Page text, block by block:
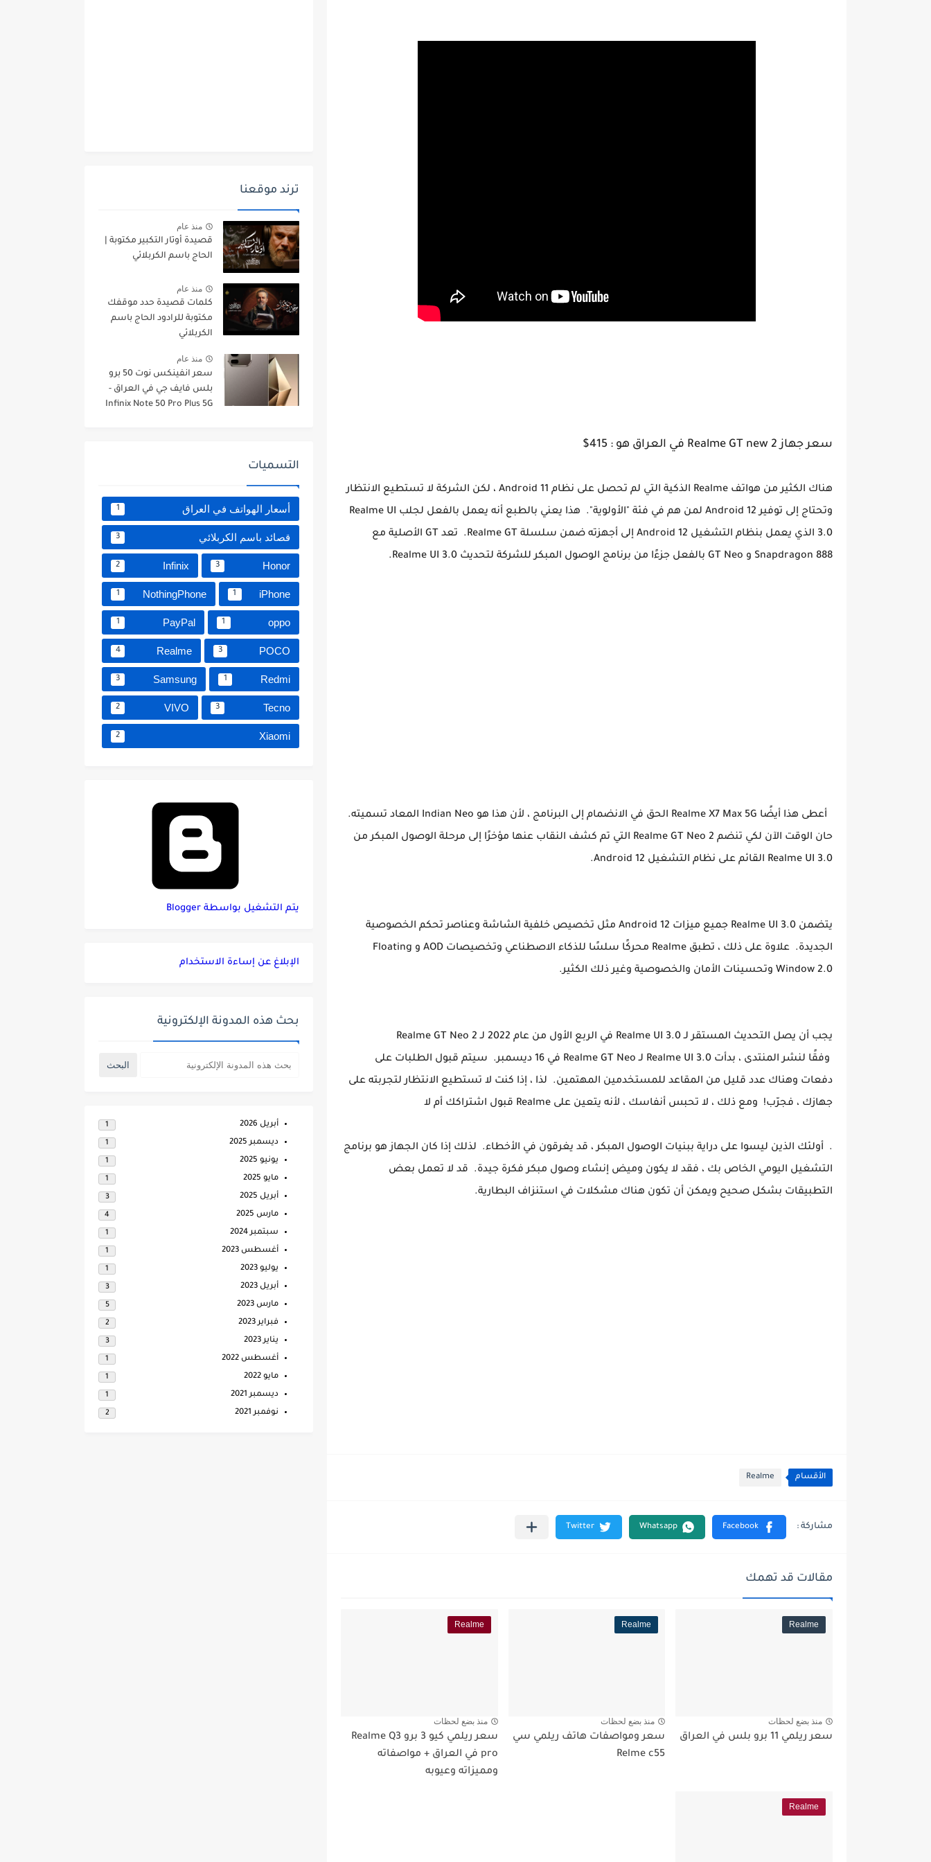
سعر جهاز Realme GT new 2 في العراق هو : 415$
هناك الكثير من هواتف Realme الذكية التي لم تحصل على نظام Android 11 ، لكن الشركة لا تستطيع الانتظار
وتحتاج إلى توفير Android 12 لمن هم في فئة "الأولوية". هذا يعني بالطبع أنه يعمل بالفعل لجلب Realme UI
3.0 الذي يعمل بنظام التشغيل Android 12 إلى أجهزته ضمن سلسلة Realme GT. تعد GT الأصلية مع
Snapdragon 888 و GT Neo بالفعل جزءًا من برنامج الوصول المبكر للشركة لتحديث Realme UI 3.0.
أعطى هذا أيضًا Realme X7 Max 5G الحق في الانضمام إلى البرنامج ، لأن هذا هو Indian Neo المعاد تسميته.
حان الوقت الآن لكي تنضم Realme GT Neo 2 التي تم كشف النقاب عنها مؤخرًا إلى مرحلة الوصول المبكر من
Realme UI 3.0 القائم على نظام التشغيل Android 12.
يتضمن Realme UI 3.0 جميع ميزات Android 12 مثل تخصيص خلفية الشاشة وعناصر تحكم الخصوصية
الجديدة. علاوة على ذلك ، تطبق Realme محركًا سلسًا للذكاء الاصطناعي وتخصيصات AOD و Floating
Window 2.0 وتحسينات الأمان والخصوصية وغير ذلك الكثير.
يجب أن يصل التحديث المستقر لـ Realme UI 3.0 في الربع الأول من عام 2022 لـ Realme GT Neo 2
وفقًا لنشر المنتدى ، بدأت Realme UI 3.0 لـ Realme GT Neo في 16 ديسمبر. سيتم قبول الطلبات على
دفعات وهناك عدد قليل من المقاعد للمستخدمين المهتمين. لذا ، إذا كنت لا تستطيع الانتظار لتجربته على
جهازك ، فجرّب! ومع ذلك ، لا تحبس أنفاسك ، لأنه يتعين على Realme قبول اشتراكك أم لا
. أولئك الذين ليسوا على دراية ببنيات الوصول المبكر ، قد يغرقون في الأخطاء. لذلك إذا كان الجهاز هو برنامج
التشغيل اليومي الخاص بك ، فقد لا يكون وميض إنشاء وصول مبكر فكرة جيدة. قد لا تعمل بعض
التطبيقات بشكل صحيح ويمكن أن تكون هناك مشكلات في استنزاف البطارية.
الأقسام Realme
مقالات قد تهمك
Realme
منذ بضع لحظات
سعر ريلمي 11 برو بلس في العراق
Realme
منذ بضع لحظات
سعر ومواصفات هاتف ريلمي سي
Relme c55
Realme
منذ بضع لحظات
سعر ريلمي كيو 3 برو Realme Q3
pro في العراق + مواصفاته
ومميزاته وعيوبه
Realme
ترند موقعنا
منذ عام
قصيدة أوتار التكبير مكتوبة |
الحاج باسم الكربلائي
منذ عام
كلمات قصيدة حدد موقفك
مكتوبة للرادود الحاج باسم
الكربلائي
منذ عام
سعر انفينكس نوت 50 برو
بلس فايف جي في العراق -
Infinix Note 50 Pro Plus 5G
التسميات
أسعار الهواتف في العراق 1
قصائد باسم الكربلائي 3
Honor
3
Infinix
2
iPhone
1
NothingPhone
1
oppo
1
PayPal
1
POCO
3
Realme
4
Redmi
1
Samsung
3
Tecno
3
VIVO
2
Xiaomi
2
‏يتم التشغيل بواسطة Blogger
الإبلاغ عن إساءة الاستخدام
بحث هذه المدونة الإلكترونية
أبريل 2026 1
ديسمبر 2025 1
يونيو 2025 1
مايو 2025 1
أبريل 2025 3
مارس 2025 4
سبتمبر 2024 1
أغسطس 2023 1
يوليو 2023 1
أبريل 2023 3
مارس 2023 5
فبراير 2023 2
يناير 2023 3
أغسطس 2022 1
مايو 2022 1
ديسمبر 2021 1
نوفمبر 2021 2